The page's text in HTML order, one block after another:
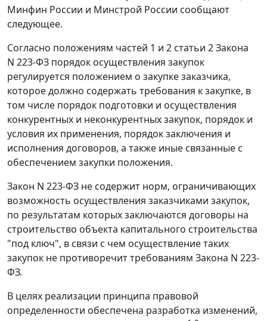
Минфин России и Минстрой России сообщают
следующее.
Согласно положениям частей 1 и 2 статьи 2 Закона
N 223-ФЗ порядок осуществления закупок
регулируется положением о закупке заказчика,
которое должно содержать требования к закупке, в
том числе порядок подготовки и осуществления
конкурентных и неконкурентных закупок, порядок и
условия их применения, порядок заключения и
исполнения договоров, а также иные связанные с
обеспечением закупки положения.
Закон N 223-ФЗ не содержит норм, ограничивающих
возможность осуществления заказчиками закупок,
по результатам которых заключаются договоры на
строительство объекта капитального строительства
"под ключ", в связи с чем осуществление таких
закупок не противоречит требованиям Закона N 223-
ФЗ.
В целях реализации принципа правовой
определенности обеспечена разработка изменений,